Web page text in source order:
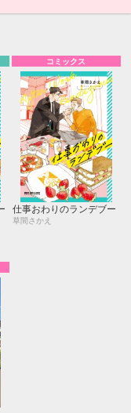
コミックス
仕事おわりのランデブー
草間さかえ